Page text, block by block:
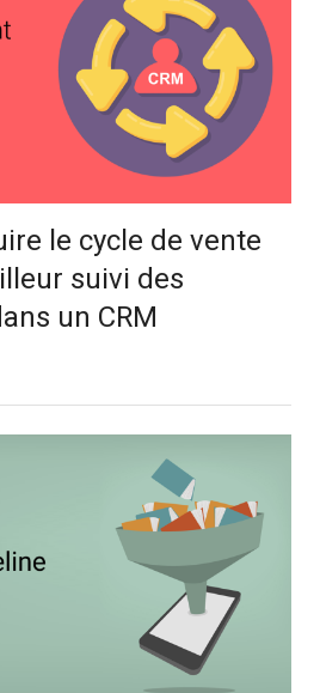
le cycle de vente
suivi des
un CRM